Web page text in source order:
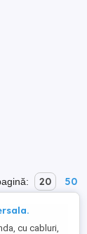
20 50
cu cabluri,